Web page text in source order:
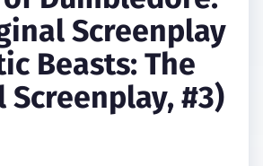
Screenplay
Beasts: The
#3)